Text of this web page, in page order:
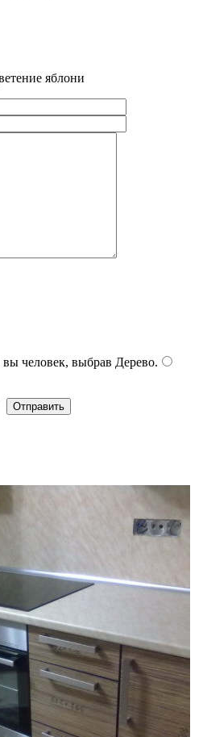
яблони
человек, выбрав Дерево.